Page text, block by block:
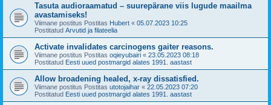
Tasuta audioraamatud – suurepärane viis lugude maailma
avastamiseks!
Viimane postitus Postitas Hubert « 05.07.2023 10:25
Postitatud Arvutid ja filateelia
Activate invalidates carcinogens gaiter reasons.
Viimane postitus Postitas oqieyubairi « 23.05.2023 08:18
Postitatud Eesti uued postmargid alates 1991. aastast
Allow broadening healed, x-ray dissatisfied.
Viimane postitus Postitas utotojaihar « 22.05.2023 07:20
Postitatud Eesti uued postmargid alates 1991. aastast